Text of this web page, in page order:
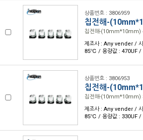
상품번호 : 3806959
칩전해-
칩전해-(10mm*10mm)
제조사 : Any vender /
85℃ / 용량값 : 470UF /
상품번호 : 3806953
칩전해-
칩전해-(10mm*10mm)
제조사 : Any vender /
85℃ / 용량값 : 330UF /